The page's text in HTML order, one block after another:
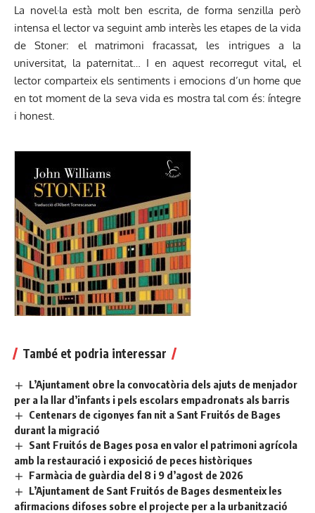
La novel·la està molt ben escrita, de forma senzilla però
intensa el lector va seguint amb interès les etapes de la vida
de Stoner: el matrimoni fracassat, les intrigues a la
universitat, la paternitat… I en aquest recorregut vital, el
lector comparteix els sentiments i emocions d’un home que
en tot moment de la seva vida es mostra tal com és: íntegre
i honest.
També et podria interessar
L’Ajuntament obre la convocatòria dels ajuts de menjador
per a la llar d’infants i pels escolars empadronats als barris
Centenars de cigonyes fan nit a Sant Fruitós de Bages
durant la migració
Sant Fruitós de Bages posa en valor el patrimoni agrícola
amb la restauració i exposició de peces històriques
Farmàcia de guàrdia del 8 i 9 d’agost de 2026
L’Ajuntament de Sant Fruitós de Bages desmenteix les
afirmacions difoses sobre el projecte per a la urbanització